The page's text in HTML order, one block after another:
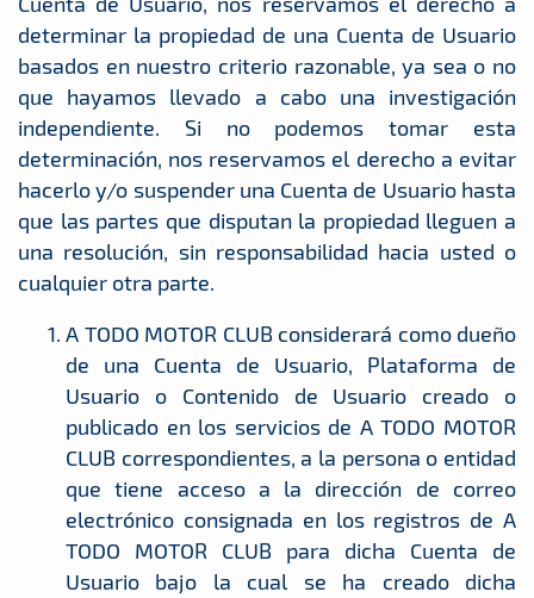
determinar la propiedad de una Cuenta de Usuario
basados en nuestro criterio razonable, ya sea o no
que hayamos llevado a cabo una investigación
independiente. Si no podemos tomar esta
determinación, nos reservamos el derecho a evitar
hacerlo y/o suspender una Cuenta de Usuario hasta
que las partes que disputan la propiedad lleguen a
una resolución, sin responsabilidad hacia usted o
cualquier otra parte.
A TODO MOTOR CLUB considerará como dueño
de una Cuenta de Usuario, Plataforma de
Usuario o Contenido de Usuario creado o
publicado en los servicios de A TODO MOTOR
CLUB correspondientes, a la persona o entidad
que tiene acceso a la dirección de correo
electrónico consignada en los registros de A
TODO MOTOR CLUB para dicha Cuenta de
Usuario bajo la cual se ha creado dicha